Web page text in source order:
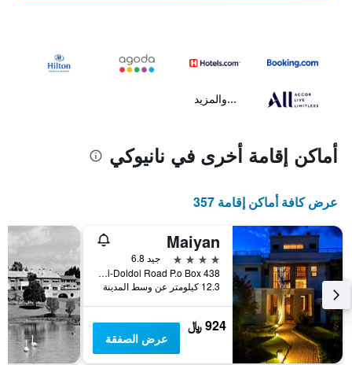
...والمزيد
أماكن إقامة أخرى في نانيوكي
عرض كافة أماكن إقامة 357
Maiyan
4 نجوم
جيد 6.8
Nanyuki-Doldol Road P.o Box 438, نانيوكي, كينيا
12.3 كيلومتر عن وسط المدينة
924 ﷼
عرض الصفقة